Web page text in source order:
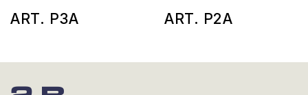
ART. P3A ART. P2A